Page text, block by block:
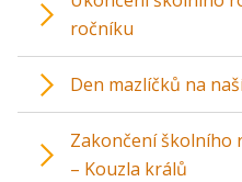
ročníku
Den mazlíčků na
Zakončení školního
– Kouzla králů